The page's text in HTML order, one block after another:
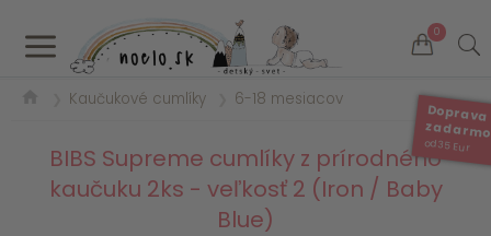
a 0
Doprava
od 35 Eur
Kaučukové cumlíky 6-18 mesiacov
BIBS Supreme cumlíky z prírodného
kaučuku 2ks - veľkosť 2 (Iron / Baby
Blue)